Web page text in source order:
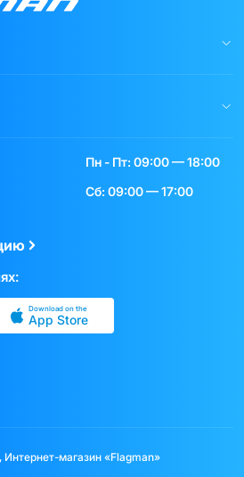
Пн - Пт: 09:00 — 18:00
Сб: 09:00 — 17:00
Download on the
App Store
магазин «Flagman»